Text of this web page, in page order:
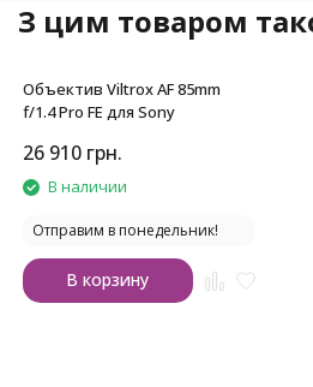
З цим товаром
Объектив Viltrox AF 85mm
f/1.4 Pro FE для Sony
26 910 грн.
В наличии
Отправим в понедельник!
В корзину